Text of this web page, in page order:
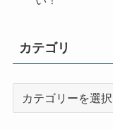
カテゴリ